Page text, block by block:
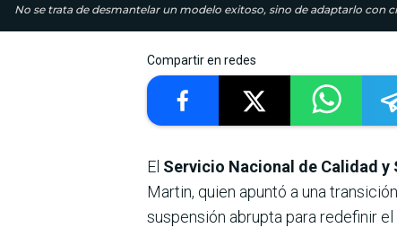
No se trata de desmantelar un modelo exitoso, sino de adaptarlo con
Compartir en redes
El Servicio Nacional de Calidad
Martin, quien apuntó a una
suspensión abrupta para redefinir